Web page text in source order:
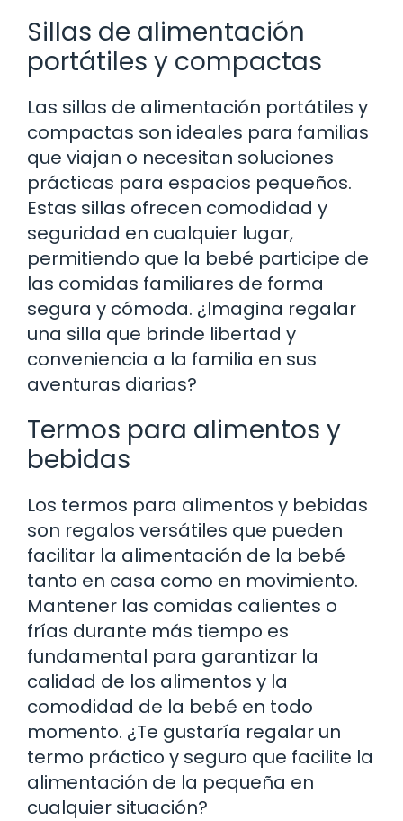
Sillas de alimentación
portátiles y compactas
Las sillas de alimentación portátiles y
compactas son ideales para familias
que viajan o necesitan soluciones
prácticas para espacios pequeños.
Estas sillas ofrecen comodidad y
seguridad en cualquier lugar,
permitiendo que la bebé participe de
las comidas familiares de forma
segura y cómoda. ¿Imagina regalar
una silla que brinde libertad y
conveniencia a la familia en sus
aventuras diarias?
Termos para alimentos y
bebidas
Los termos para alimentos y bebidas
son regalos versátiles que pueden
facilitar la alimentación de la bebé
tanto en casa como en movimiento.
Mantener las comidas calientes o
frías durante más tiempo es
fundamental para garantizar la
calidad de los alimentos y la
comodidad de la bebé en todo
momento. ¿Te gustaría regalar un
termo práctico y seguro que facilite la
alimentación de la pequeña en
cualquier situación?